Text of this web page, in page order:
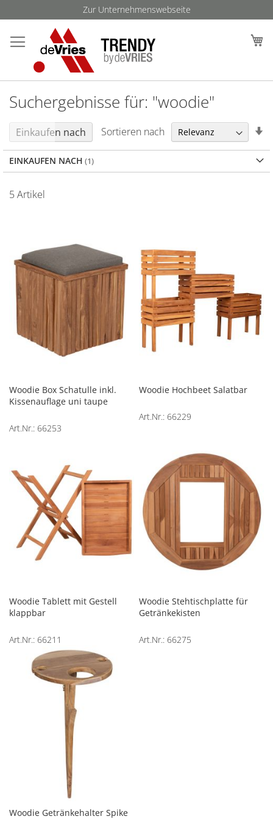
Inhalt
Zur Unternehmenswebseite
Suchergebnisse für: "woodie"
5 Artikel
Sortieren nach
Woodie Box Schatulle inkl.
Kissenauflage uni taupe
Art.Nr.: 66253
Woodie Hochbeet Salatbar
Art.Nr.: 66229
Woodie Tablett mit Gestell
klappbar
Art.Nr.: 66211
Woodie Stehtischplatte für
Getränkekisten
Art.Nr.: 66275
Woodie Getränkehalter Spike
Einkaufen nach
EINKAUFEN NACH